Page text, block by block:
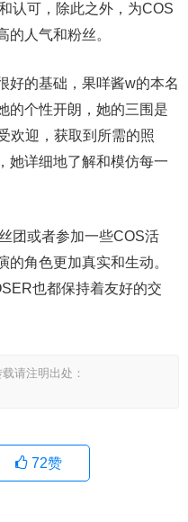
认可，除此之外，为COS
的人气和粉丝。
好的基础，果咩酱w的本名
的个性开朗，她的三围是
欢迎，获取到所需的照
她详细地了解和模仿每一
团或者参加一些COS活
角色更加真实和生动。
也都保持着友好的交
请注明出处：
72赞